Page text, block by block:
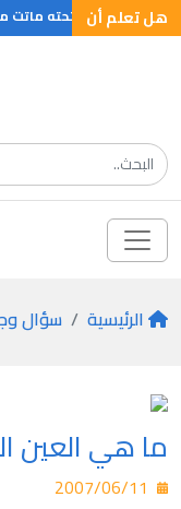
هل تعلم أن
واذا فتحته ماتت
الرئيسية سؤال
ما هي العين